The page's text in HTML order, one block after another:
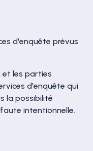
d'enquête prévus
et les parties
d'enquête qui
la possibilité
intentionnelle.